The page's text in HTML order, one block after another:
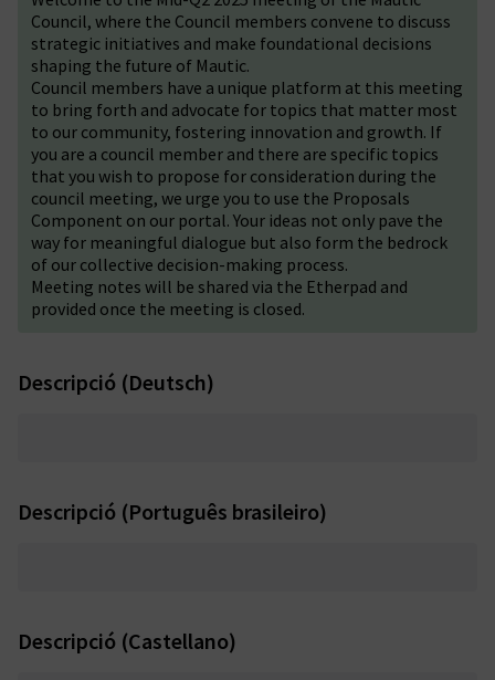
Council, where the Council members convene to discuss
strategic initiatives and make foundational decisions
shaping the future of Mautic.
Council members have a unique platform at this meeting
to bring forth and advocate for topics that matter most
to our community, fostering innovation and growth. If
you are a council member and there are specific topics
that you wish to propose for consideration during the
council meeting, we urge you to use the Proposals
Component on our portal. Your ideas not only pave the
way for meaningful dialogue but also form the bedrock
of our collective decision-making process.
Meeting notes will be shared via the Etherpad and
provided once the meeting is closed.
Descripció (Deutsch)
Descripció (Português brasileiro)
Descripció (Castellano)